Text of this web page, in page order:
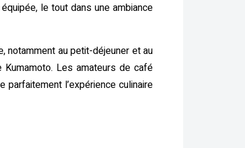
le tout dans une ambiance
notamment au petit-déjeuner et au
Les amateurs de café
l’expérience culinaire